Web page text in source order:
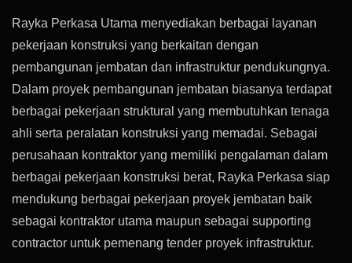
Rayka Perkasa Utama menyediakan berbagai layanan
pekerjaan konstruksi yang berkaitan dengan
pembangunan jembatan dan infrastruktur pendukungnya.
Dalam proyek pembangunan jembatan biasanya terdapat
berbagai pekerjaan struktural yang membutuhkan tenaga
ahli serta peralatan konstruksi yang memadai. Sebagai
perusahaan kontraktor yang memiliki pengalaman dalam
berbagai pekerjaan konstruksi berat, Rayka Perkasa siap
mendukung berbagai pekerjaan proyek jembatan baik
sebagai kontraktor utama maupun sebagai supporting
contractor untuk pemenang tender proyek infrastruktur.